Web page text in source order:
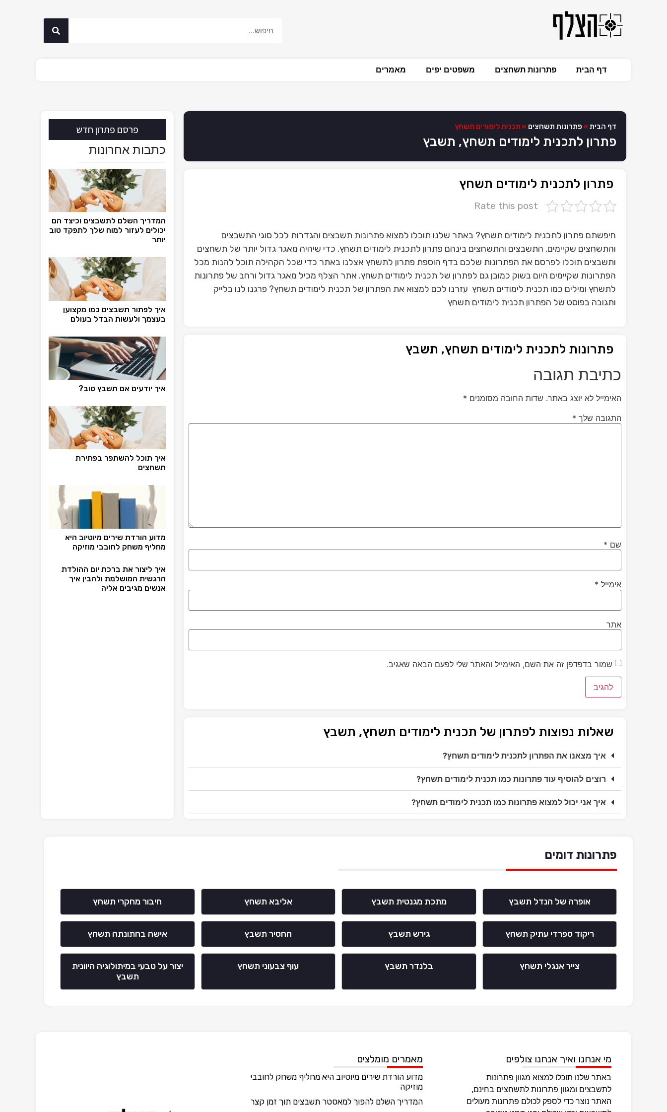
דף הבית פתרונות תשחצים משפטים יפים מאמרים
דף הבית » פתרונות תשחצים » תכנית לימודים תשחץ
פתרון לתכנית לימודים תשחץ, תשבץ
פתרון לתכנית לימודים תשחץ
Rate this post
חיפשתם פתרון לתכנית לימודים תשחץ? באתר שלנו תוכלו למצוא פתרונות תשבצים והגדרות לכל סוגי התשבצים
והתשחצים שקיימים. התשבצים והתשחצים בינהם פתרון לתכנית לימודים תשחץ. כדי שיהיה מאגר גדול יותר של תשחצים
ותשבצים תוכלו לפרסם את הפתרונות שלכם בדף הוספת פתרון לתשחץ אצלנו באתר כדי שכל הקהילה תוכל להנות מכל
הפתרונות שקיימים היום בשוק כמובן גם לפתרון של תכנית לימודים תשחץ. אתר הצלף מכיל מאגר גדול ורחב של פתרונות
לתשחץ ומילים כמו תכנית לימודים תשחץ עזרנו לכם למצוא את הפתרון של תכנית לימודים תשחץ? פרגנו לנו בלייק
ותגובה בפוסט של הפתרון תכנית לימודים תשחץ
פתרונות לתכנית לימודים תשחץ, תשבץ
כתיבת תגובה
האימייל לא יוצג באתר. שדות החובה מסומנים *
התגובה שלך *
שם *
אימייל *
אתר
שמור בדפדפן זה את השם, האימייל והאתר שלי לפעם הבאה שאגיב.
שאלות נפוצות לפתרון של תכנית לימודים תשחץ, תשבץ
איך מצאנו את הפתרון לתכנית לימודים תשחץ?
רוצים להוסיף עוד פתרונות כמו תכנית לימודים תשחץ?
איך אני יכול למצוא פתרונות כמו תכנית לימודים תשחץ?
פרסם פתרון חדש
כתבות אחרונות
המדריך השלם לתשבצים וכיצד הם
יכולים לעזור למוח שלך לתפקד טוב
יותר
איך לפתור תשבצים כמו מקצוען
בעצמך ולעשות הבדל בעולם
איך יודעים אם תשבץ טוב?
איך תוכל להשתפר בפתירת
תשחצים
מדוע הורדת שירים מיוטיוב היא
מחליף משחק לחובבי מוזיקה
איך ליצור את ברכת יום ההולדת
הרגשית המושלמת ולהבין איך
אנשים מגיבים אליה
פתרונות דומים
אופרה של הנדל תשבץ מתכת מגנטית תשבץ אליבא תשחץ חיבור מחקרי תשחץ
ריקוד ספרדי עתיק תשחץ גירש תשבץ החסיר תשבץ אישה בחתונתה תשחץ
צייר אנגלי תשחץ בלנדר תשבץ עוף צבעוני תשחץ
יצור על טבעי במיתולוגיה היוונית
תשבץ
מי אנחנו ואיך אנחנו צולפים
באתר שלנו תוכלו למצוא מגוון פתרונות
לתשבצים ומגוון פתרונות לתשחצים בחינם,
האתר נוצר כדי לספק לכולם פתרונות מעולים
מאמרים מומלצים
מדוע הורדת שירים מיוטיוב היא מחליף משחק לחובבי
מוזיקה
המדריך השלם להפוך למאסטר תשבצים תוך זמן קצר